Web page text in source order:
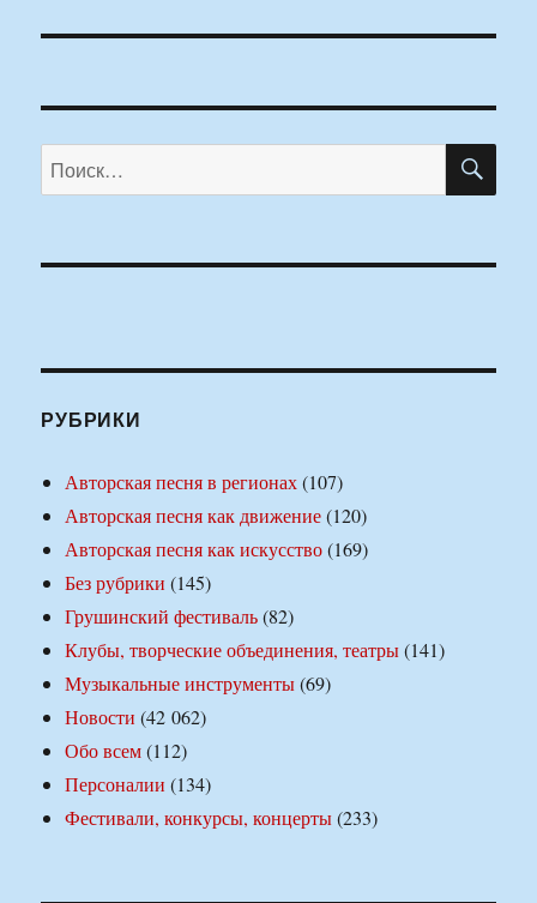
Искать:
РУБРИКИ
Авторская песня в регионах(107)
Авторская песня как движение(120)
Авторская песня как искусство(169)
Без рубрики (145)
Грушинский фестиваль(82)
Клубы, творческие объединения, театры(141)
Музыкальные инструменты(69)
Новости (42 062)
Обо всем(112)
Персоналии (134)
Фестивали, конкурсы, концерты(233)